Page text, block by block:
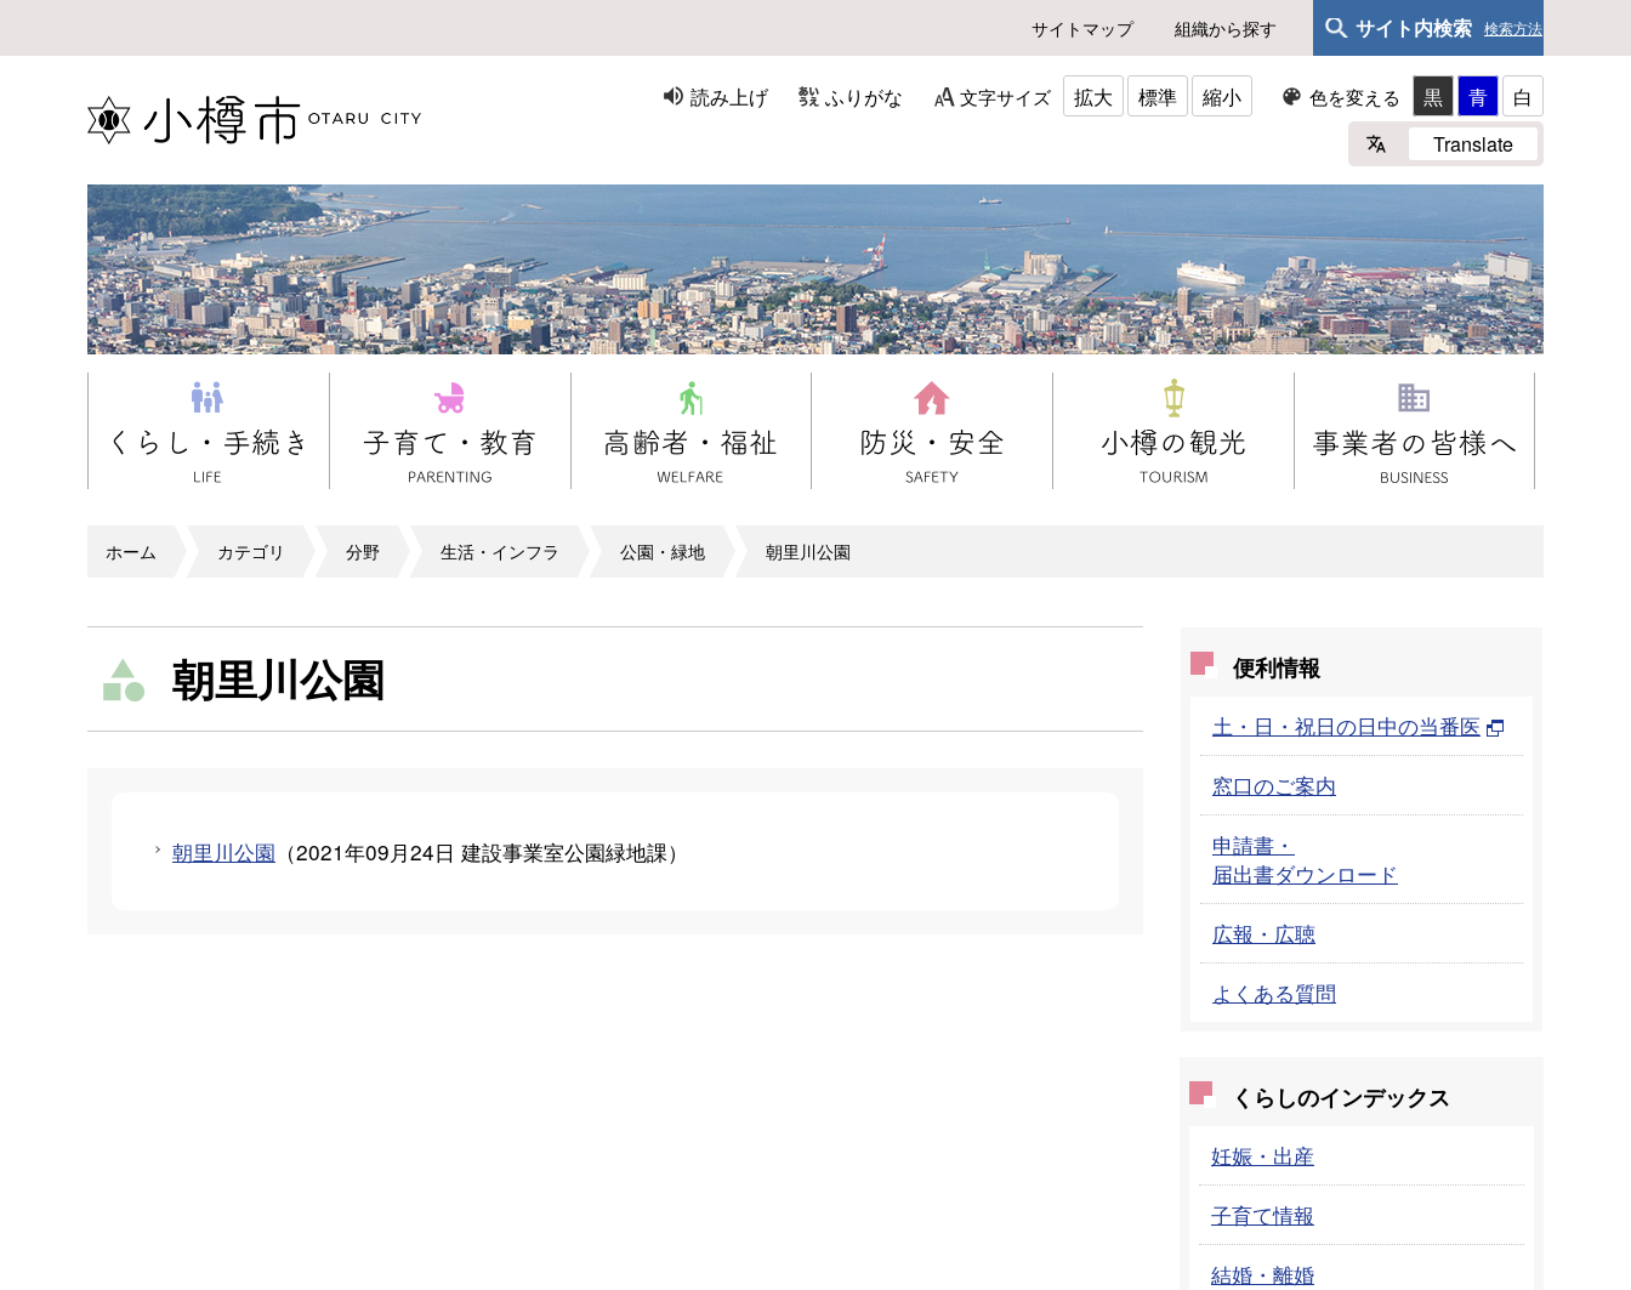
サイトマップ 組織から探す サイト内検索 検索方法
読み上げ ふりがな 文字サイズ 拡大 標準 縮小 色を変える 黒 青
白
Translate
ホーム カテゴリ 分野 生活・インフラ 公園・緑地 朝里川公園
朝里川公園
朝里川公園 （2021年09月24日 建設事業室公園緑地課）
便利情報
土・日・祝日の日中の当番医
窓口のご案内
申請書・
届出書ダウンロード
広報・広聴
よくある質問
くらしのインデックス
妊娠・出産
子育て情報
結婚・離婚